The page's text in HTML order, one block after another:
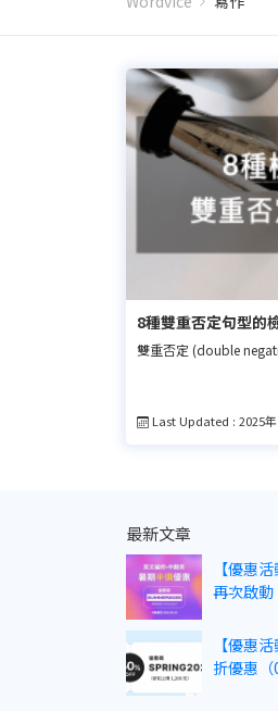
8種雙重否定句型的
雙重否定 (double
Last Updated : 2025
最新文章
【優惠
再次啟動
【優惠
折優惠（